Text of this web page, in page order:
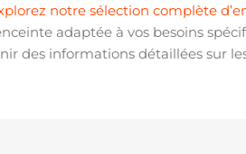
notre sélection complète
adaptée à vos besoins
des informations détaillées sur